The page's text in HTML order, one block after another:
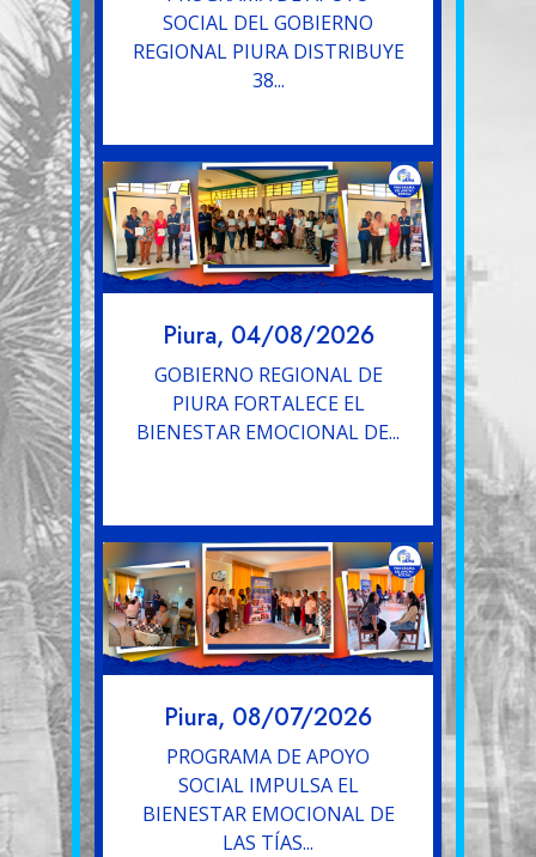
SOCIAL DEL GOBIERNO
REGIONAL PIURA DISTRIBUYE
38...
Piura, 04/08/2026
GOBIERNO REGIONAL DE
PIURA FORTALECE EL
BIENESTAR EMOCIONAL DE...
Piura, 08/07/2026
PROGRAMA DE APOYO
SOCIAL IMPULSA EL
BIENESTAR EMOCIONAL DE
LAS TÍAS...